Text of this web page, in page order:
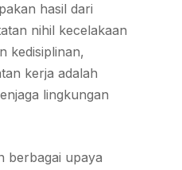
hasil dari
nihil kecelakaan
kedisiplinan,
kerja adalah
lingkungan
berbagai upaya